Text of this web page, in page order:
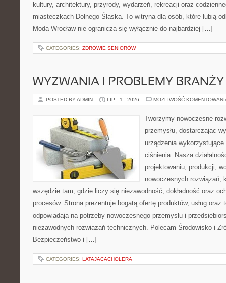
kultury, architektury, przyrody, wydarzeń, rekreacji oraz
miasteczkach Dolnego Śląska. To witryna dla osób, które lubią
Moda Wrocław nie ogranicza się wyłącznie do najbardziej […]
CATEGORIES: ZDROWIE SENIORÓW
WYZWANIA I PROBLEMY BRANŻY
POSTED BY ADMIN LIP - 1 - 2026 MOŻLIWOŚĆ
Tworzymy nowoczesne
przemysłu, dostarczając
urządzenia
ciśnienia. Nasza
projektowaniu, produkcji,
nowoczesnych rozwiązań,
wszędzie tam, gdzie liczy się niezawodność, dokładność oraz
procesów. Strona prezentuje bogatą ofertę produktów, usług oraz
odpowiadają na potrzeby nowoczesnego przemysłu i
niezawodnych rozwiązań technicznych. Polecam Środowisko i
Bezpieczeństwo i […]
CATEGORIES: LATAJACACHOLERA